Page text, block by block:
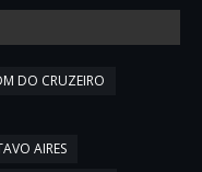
DO CRUZEIRO
AIRES